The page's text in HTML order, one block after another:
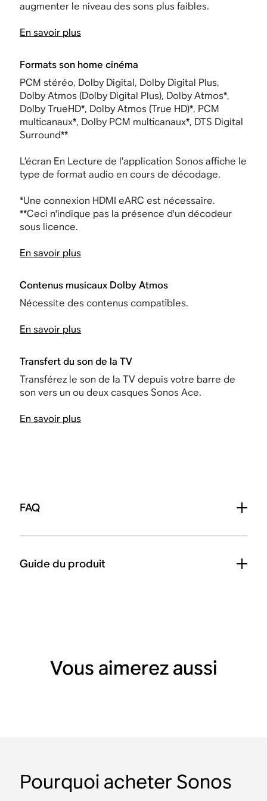
augmenter le niveau des sons plus faibles.
En savoir plus
Formats son home cinéma
PCM stéréo, Dolby Digital, Dolby Digital Plus,
Dolby Atmos (Dolby Digital Plus), Dolby Atmos*,
Dolby TrueHD*, Dolby Atmos (True HD)*, PCM
multicanaux*, Dolby PCM multicanaux*, DTS Digital
Surround**
L’écran En Lecture de l’application Sonos affiche le
type de format audio en cours de décodage.
*Une connexion HDMI eARC est nécessaire.
**Ceci n'indique pas la présence d'un décodeur
sous licence.
En savoir plus
Contenus musicaux Dolby Atmos
Nécessite des contenus compatibles.
En savoir plus
Transfert du son de la TV
Transférez le son de la TV depuis votre barre de
son vers un ou deux casques Sonos Ace.
En savoir plus
FAQ
Guide du produit
Vous aimerez aussi
Pourquoi acheter Sonos